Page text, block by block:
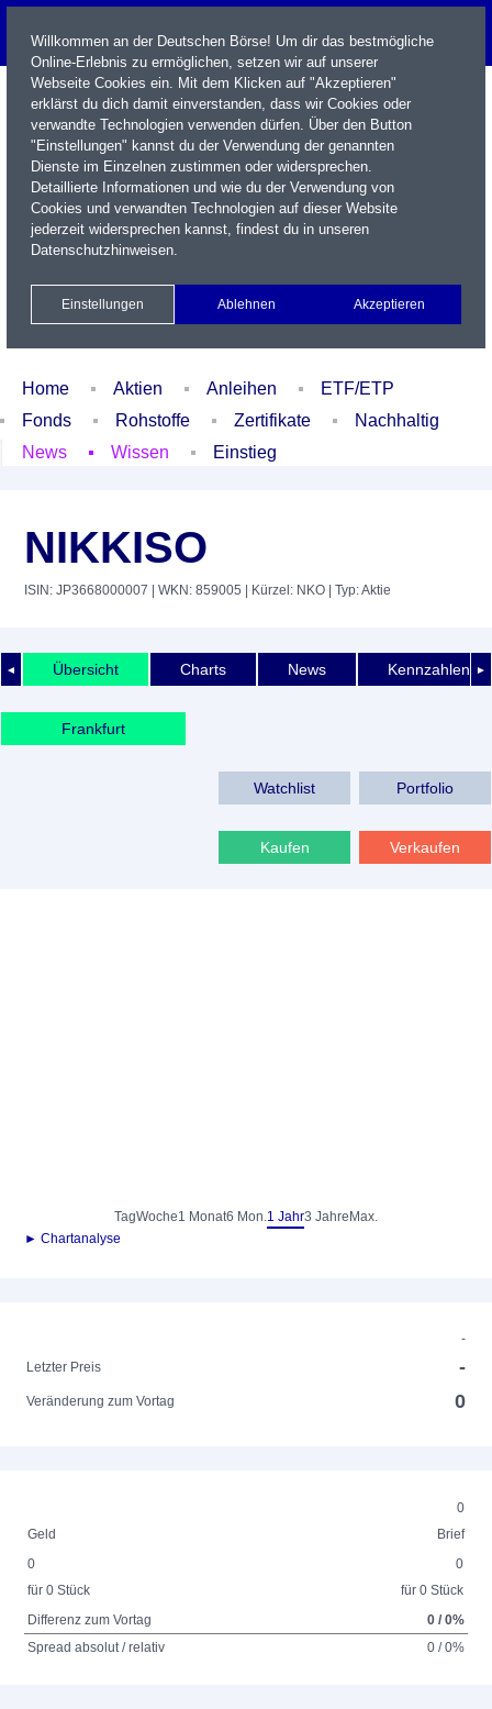
Name / WKN / ISIN / Kürzel
Xetra Realtime
Watchlist Portfolio Login
Home Aktien Anleihen
ETF/ETP
Fonds
Rohstoffe Zertifikate
Nachhaltig
News
Wissen Einstieg
NIKKISO
ISIN: JP3668000007 | WKN: 859005 | Kürzel: NKO | Typ: Aktie
◄ ►
Übersicht Charts News Kennzahlen
Frankfurt
Watchlist Portfolio
Kaufen Verkaufen
TagWoche1 Monat6 Mon.1 Jahr3 Jahre Max.
► Chartanalyse
-
Letzter Preis
-
Veränderung zum Vortag 0
0
Geld
Brief
0
für 0 Stück
0
für 0 Stück
Differenz zum Vortag
0 / 0%
Spread absolut / relativ
0 / 0%
Willkommen an der Deutschen Börse! Um dir das bestmögliche
Online-Erlebnis zu ermöglichen, setzen wir auf unserer
Webseite Cookies ein. Mit dem Klicken auf "Akzeptieren"
erklärst du dich damit einverstanden, dass wir Cookies oder
verwandte Technologien verwenden dürfen. Über den Button
"Einstellungen" kannst du der Verwendung der genannten
Dienste im Einzelnen zustimmen oder widersprechen.
Detaillierte Informationen und wie du der Verwendung von
Cookies und verwandten Technologien auf dieser Website
jederzeit widersprechen kannst, findest du in unseren
Datenschutzhinweisen.
Einstellungen Ablehnen Akzeptieren